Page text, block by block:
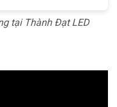
tại Thành Đạt LED